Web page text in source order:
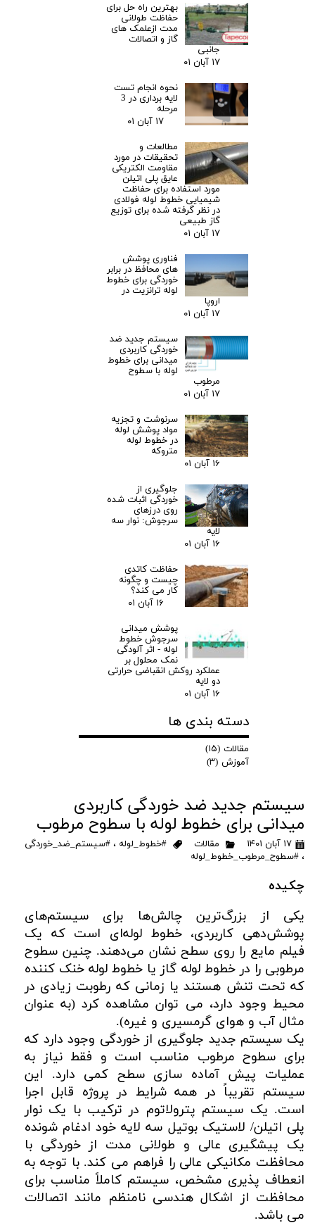
سیستم جدید ضد خوردگی کاربردی
میدانی برای خطوط لوله با سطوح مرطوب
۱۷ آبان ۱۴۰۱ مقالات #خطوط_لوله ،#سیستم_ضد_خوردگی
،#سطوح_مرطوب_خطوط_لوله
چکیده
یکی از بزرگ‌ترین چالش‌ها برای سیستم‌های
پوشش‌دهی کاربردی، خطوط لوله‌ای است که یک
فیلم مایع را روی سطح نشان می‌دهند. چنین سطوح
مرطوبی را در خطوط لوله گاز یا خطوط لوله خنک کننده
که تحت تنش هستند یا زمانی که رطوبت زیادی در
محیط وجود دارد، می توان مشاهده کرد (به عنوان
مثال آب و هوای گرمسیری و غیره).
یک سیستم جدید جلوگیری از خوردگی وجود دارد که
برای سطوح مرطوب مناسب است و فقط نیاز به
عملیات پیش آماده سازی سطح کمی دارد. این
سیستم تقریباً در همه شرایط در پروژه قابل اجرا
است. یک سیستم پترولاتوم در ترکیب با یک نوار
پلی اتیلن/ لاستیک بوتیل سه لایه خود ادغام شونده
یک پیشگیری عالی و طولانی مدت از خوردگی با
محافظت مکانیکی عالی را فراهم می کند. با توجه به
انعطاف پذیری مشخص، سیستم کاملاً مناسب برای
محافظت از اشکال هندسی نامنظم مانند اتصالات
می باشد.
بهترین راه حل برای
حفاظت طولانی
مدت ازعلمک های
گاز و اتصالات
جانبی
۱۷ آبان ۰۱
نحوه انجام تست
لایه برداری در 3
مرحله
۱۷ آبان ۰۱
مطالعات و
تحقیقات در مورد
مقاومت الکتریکی
عایق پلی اتیلن
مورد استفاده برای حفاظت
شیمیایی خطوط لوله فولادی
در نظر گرفته شده برای توزیع
گاز طبیعی​​​​​​​
۱۷ آبان ۰۱
فناوری پوشش
های محافظ در برابر
خوردگی برای خطوط
لوله ترانزیت در
اروپا
۱۷ آبان ۰۱
سیستم جدید ضد
خوردگی کاربردی
میدانی برای خطوط
لوله با سطوح
مرطوب
۱۷ آبان ۰۱
سرنوشت و تجزیه
مواد پوشش لوله
در خطوط لوله
متروکه
۱۶ آبان ۰۱
جلوگیری از
خوردگی اثبات شده
روی درزهای
سرجوش: نوار سه
لایه​​​​​​​
۱۶ آبان ۰۱
حفاظت کاتدی
چیست و چگونه
کار می کند؟
۱۶ آبان ۰۱
​​​​​​​پوشش میدانی
سرجوش خطوط
لوله - اثر آلودگی
نمک محلول بر
عملکرد روکش انقباضی حرارتی
دو لایه
۱۶ آبان ۰۱
دسته بندی ها
مقالات (۱۵)
آموزش (۳)